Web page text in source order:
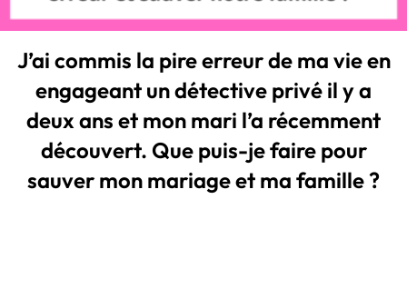
J’ai commis la pire erreur de ma vie en
engageant un détective privé il y a
deux ans et mon mari l’a récemment
découvert. Que puis-je faire pour
sauver mon mariage et ma famille ?